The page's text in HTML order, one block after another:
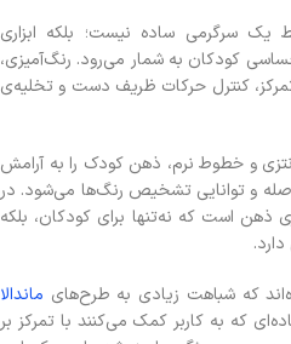
یک سرگرمی ساده نیست؛ بلکه ابزاری
کودکان به شمار می‌رود. رنگ‌آمیزی،
کنترل حرکات ظریف دست و تخلیه‌ی
و خطوط نرم، ذهن کودک را به آرامش
و توانایی تشخیص رنگ‌ها می‌شود. در
ذهن است که نه‌تنها برای کودکان، بلکه
که شباهت زیادی به طرح‌های ماندالا
که به کاربر کمک می‌کنند با تمرکز بر